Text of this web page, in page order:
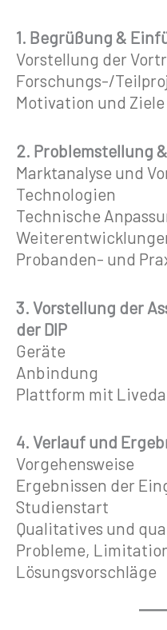
1. Begrüßung &
Vorstellung der
Forschungs-/
Motivation und Ziele
2. Problemstellung
Marktanalyse und
Technologien
Technische
Probanden- und
3. Vorstellung der
der DIP
Geräte
Anbindung
Plattform mit
4. Verlauf und
Vorgehensweise
Ergebnissen der
Studienstart
Qualitatives und
Probleme,
Lösungsvorschläge